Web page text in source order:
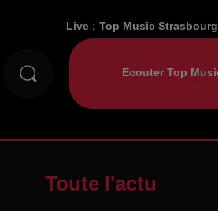
Live :Top Music Strasbourg
Toute l'actu